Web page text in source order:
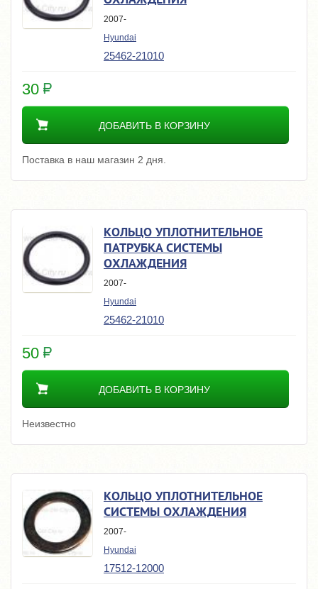
2007-
Hyundai
25462-21010
30
ДОБАВИТЬ В КОРЗИНУ
Поставка в наш магазин 2 дня.
КОЛЬЦО УПЛОТНИТЕЛЬНОЕ
ПАТРУБКА СИСТЕМЫ
ОХЛАЖДЕНИЯ
2007-
Hyundai
25462-21010
50
ДОБАВИТЬ В КОРЗИНУ
Неизвестно
КОЛЬЦО УПЛОТНИТЕЛЬНОЕ
СИСТЕМЫ ОХЛАЖДЕНИЯ
2007-
Hyundai
17512-12000